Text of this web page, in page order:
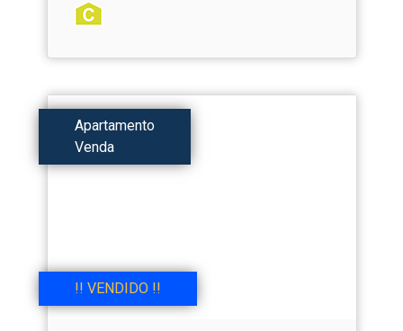
Apartamento
Venda
!! VENDIDO !!